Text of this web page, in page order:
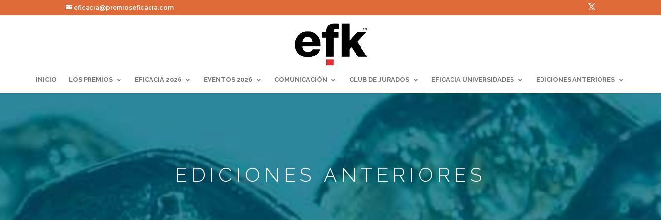
eficacia@premioseficacia.com
INICIO LOS PREMIOS EFICACIA 2026 EVENTOS 2026 COMUNICACIÓN CLUB DE JURADOS EFICACIA UNIVERSIDADES EDICIONES ANTERIORES
EDICIONES ANTERIORES